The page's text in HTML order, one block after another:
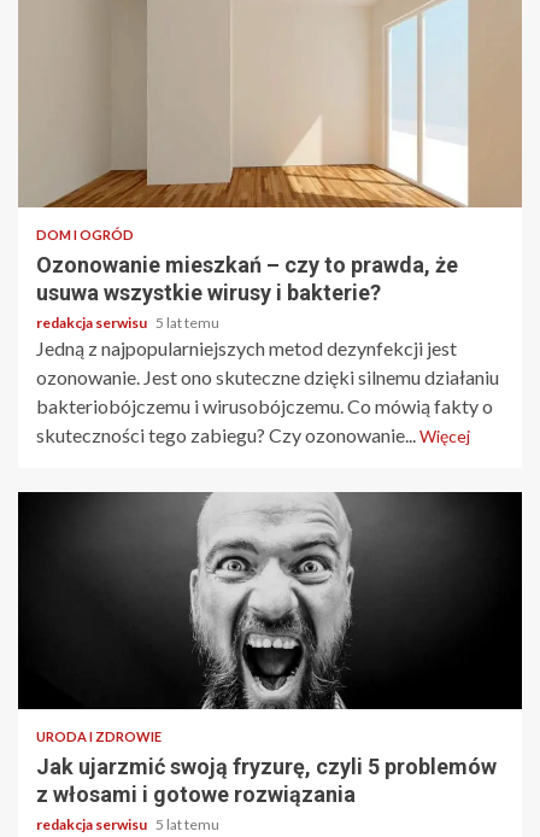
2 min odczytu
DOM I OGRÓD
Ozonowanie mieszkań – czy to prawda, że
usuwa wszystkie wirusy i bakterie?
redakcja serwisu 5 lat temu
Jedną z najpopularniejszych metod dezynfekcji jest
ozonowanie. Jest ono skuteczne dzięki silnemu działaniu
bakteriobójczemu i wirusobójczemu. Co mówią fakty o
skuteczności tego zabiegu? Czy ozonowanie...Więcej
URODA I ZDROWIE
Jak ujarzmić swoją fryzurę, czyli 5 problemów
z włosami i gotowe rozwiązania
redakcja serwisu 5 lat temu